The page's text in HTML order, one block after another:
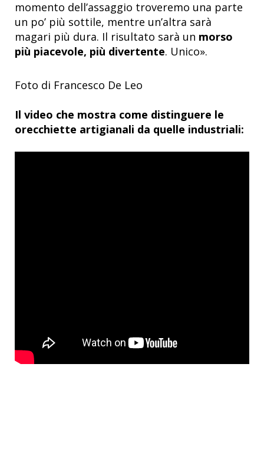
momento dell’assaggio troveremo una parte
un po’ più sottile, mentre un’altra sarà
magari più dura. Il risultato sarà un morso
più piacevole, più divertente. Unico».
Foto di Francesco De Leo
Il video che mostra come distinguere le
orecchiette artigianali da quelle industriali: